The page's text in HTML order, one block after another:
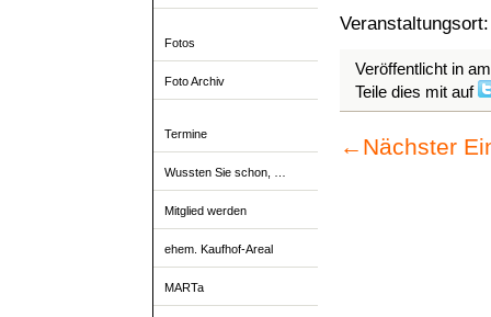
Fotos
Foto Archiv
Termine
Wussten Sie schon, …
Mitglied werden
ehem. Kaufhof-Areal
MARTa
Veröffentlicht in
Teile dies mit auf
← Nächster